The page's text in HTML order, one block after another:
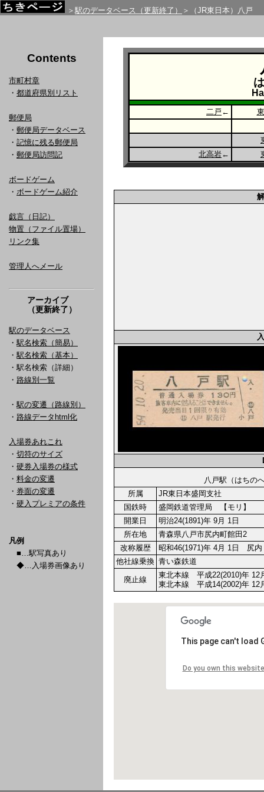
＞ 駅のデータベース（更新終了） ＞（JR東日本）八戸
Contents
市町村章
・ 都道府県別リスト
郵便局
・ 郵便局データベース
・ 記憶に残る郵便局
・ 郵便局訪問記
ボードゲーム
・ ボードゲーム紹介
戯言（日記）
物置（ファイル置場）
リンク集
管理人へメール
アーカイブ
（更新終了）
駅のデータベース
・ 駅名検索（簡易）
・ 駅名検索（基本）
・駅名検索（詳細）
・ 路線別一覧
・ 駅の変遷（路線別）
・ 路線データhtml化
入場券あれこれ
・ 切符のサイズ
・ 硬券入場券の様式
・ 料金の変遷
・ 券面の変遷
・ 硬入プレミアの条件
凡例
■…駅写真あり
◆…入場券画像あり
二戸 ←
北高岩←
八戸駅（はち
所属
JR東日本盛岡支社
国鉄時
盛岡鉄道管理局 【モリ】
開業日
明治24(1891)年 9月 1日
所在地
青森県八戸市尻内町館田2
改称履歴
昭和46(1971)年 4月 1日 尻
他社線乗換 青い森鉄道
廃止線
東北本線 平成22(2010)年 12
東北本線 平成14(2002)年 12